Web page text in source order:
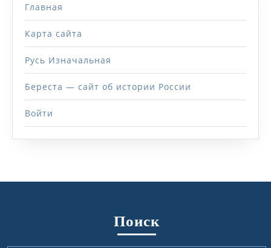
Главная
Карта сайта
Русь Изначальная
Береста — сайт об истории России
Войти
Поиск